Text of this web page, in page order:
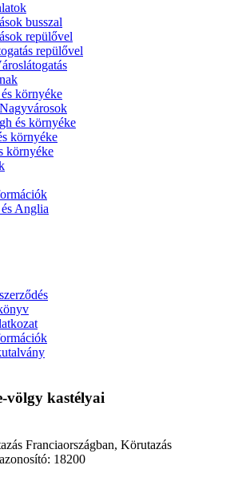
busszal
repülővel
repülővel
környéke
és környéke
környéke
környéke
Anglia
völgy kastélyai
Franciaországban, Körutazás
18200